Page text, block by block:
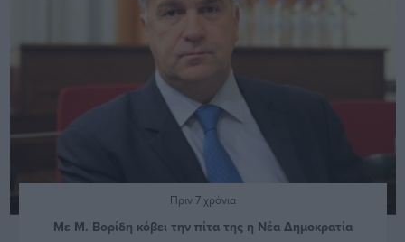
Πριν 7 χρόνια
Με Μ. Βορίδη κόβει την πίτα της η Νέα Δημοκρατία